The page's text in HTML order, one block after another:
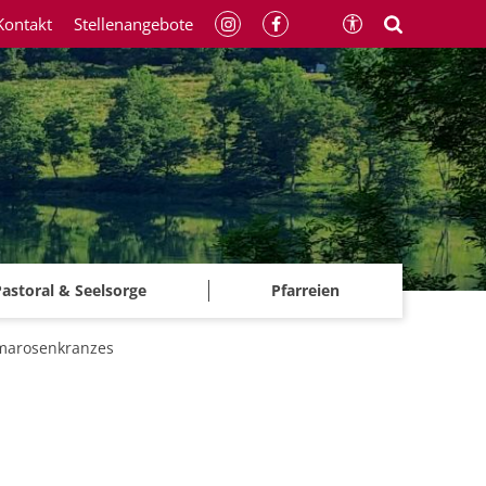
& Seelsorge Pfarreien
Stellenangebote